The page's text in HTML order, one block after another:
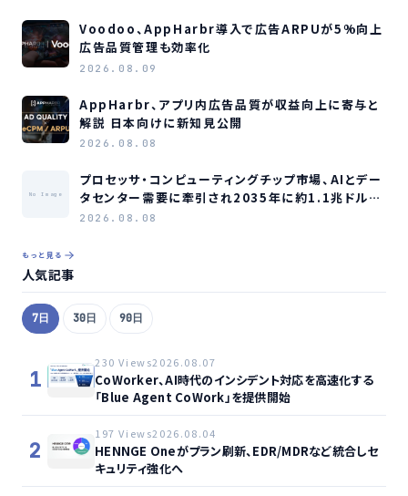
Voodoo、AppHarbr導入で広告ARPUが5%向上
広告品質管理も効率化
2026.08.09
AppHarbr、アプリ内広告品質が収益向上に寄与と
解説 日本向けに新知見公開
2026.08.08
No Image
プロセッサ・コンピューティングチップ市場、AIとデー
タセンター需要に牽引され2035年に約1.1兆ドル規
模へ成長か
2026.08.08
もっと見る
人気記事
7日 30日 90日
1
230 Views2026.08.07
CoWorker、AI時代のインシデント対応を高速化する
「Blue Agent CoWork」を提供開始
2
197 Views2026.08.04
HENNGE Oneがプラン刷新、EDR/MDRなど統合しセ
キュリティ強化へ